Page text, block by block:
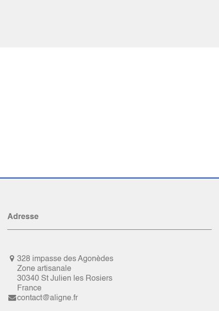
Adresse
328 impasse des Agonèdes
Zone artisanale
30340 St Julien les Rosiers
France
contact@aligne.fr